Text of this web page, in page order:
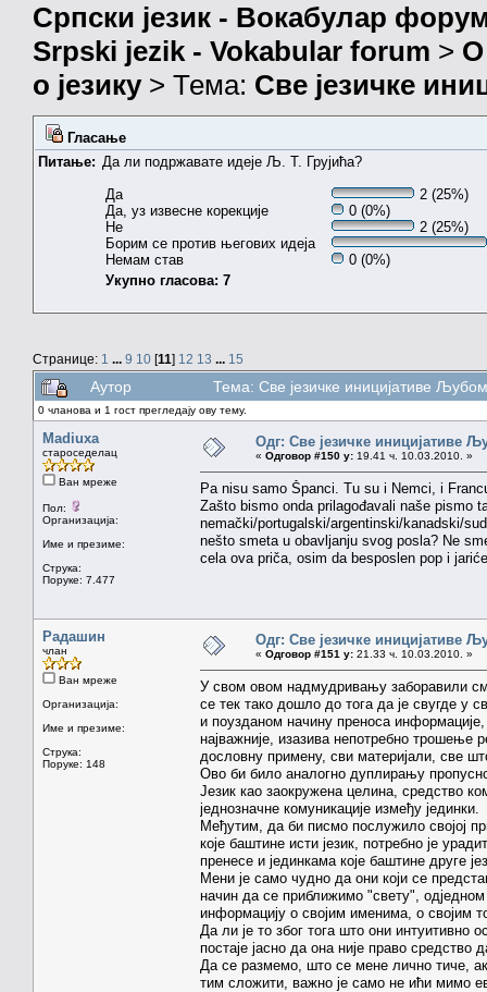
Српски језик - Вокабулар
Srpski jezik - Vokabular forum > О
о језику> Тема: Све језичке
Гласање
Питање: Да ли подржавате идеје Љ. Т. Грујића?
Да
2 (25%)
Да, уз извесне корекције
0 (0%)
Не
2 (25%)
Борим се против његових идеја
Немам став
0 (0%)
Укупно гласова: 7
Странице: 1 ... 9 10 [11] 12 13 ... 15
Аутор Тема: Све језичке иницијативе
0 чланова и 1 гост прегледају ову тему.
Madiuxa
староседелац
Ван мреже
Пол:
Организација:
Име и презиме:
Струка:
Поруке: 7.477
Одг: Све језичке иницијативе
« Одговор #150 у: 19.41 ч. 10.03.2010. »
Pa nisu samo Španci. Tu su i Nemci, i
Zašto bismo onda prilagođavali naše pismo
nemački/portugalski/argentinski/kanadski/
nešto smeta u obavljanju svog posla? Ne
cela ova priča, osim da besposlen pop i
Радашин
члан
Ван мреже
Организација:
Име и презиме:
Струка:
Поруке: 148
Одг: Све језичке иницијативе
« Одговор #151 у: 21.33 ч. 10.03.2010. »
У свом овом надмудривању заборавили
се тек тако дошло до тога да је свугде у
и поузданом начину преноса
најважније, изазива непотребно трошење
дословну примену, сви материјали, све
Ово би било аналогно дуплирању
Језик као заокружена целина, средство
једнозначне комуникације између јединки.
Међутим, да би писмо послужило својој
које баштине исти језик, потребно је
пренесе и јединкама које баштине друге
Мени је само чудно да они који се
начин да се приближимо "свету",
информацију о својим именима, о својим
Да ли је то због тога што они интуитивно
постаје јасно да она није право
Да се размемо, што се мене лично тиче,
тим сложити, важно је само не ићи мимо